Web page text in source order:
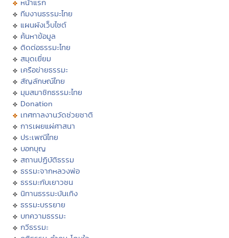
หน้าแรก
ทีมงานธรรมะไทย
แผนผังเว็บไซต์
ค้นหาข้อมูล
ติดต่อธรรมะไทย
สมุดเยี่ยม
เครือข่ายธรรมะ
สัญลักษณ์ไทย
มุมสมาชิกธรรมะไทย
Donation
เทศกาลงานวัดช่วยชาติ
การเผยแผ่ศาสนา
ประเพณีไทย
บอกบุญ
สถานปฏิบัติธรรม
ธรรมะจากหลวงพ่อ
ธรรมะกับเยาวชน
นิทานธรรมะบันเทิง
ธรรมะบรรยาย
บทความธรรมะ
กวีธรรมะ